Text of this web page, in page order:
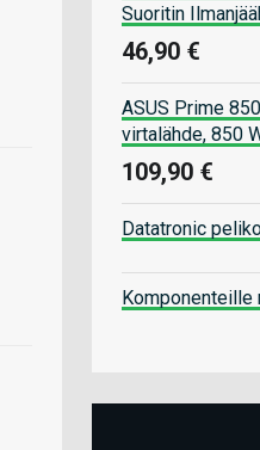
Suoritin
46,90 €
ASUS Prime
virtalähde, 850
109,90 €
Datatronic
Komponenteille